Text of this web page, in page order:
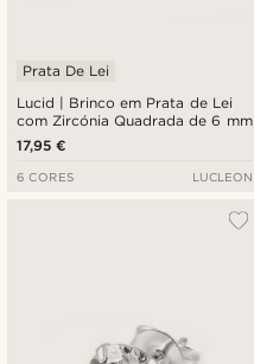
Lucid | Brinco em Prata de Lei
com Zircónia Quadrada de 6 mm
Prata De Lei
17,95 €
6 CORES LUCLEON